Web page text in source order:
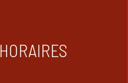
HORAIRES